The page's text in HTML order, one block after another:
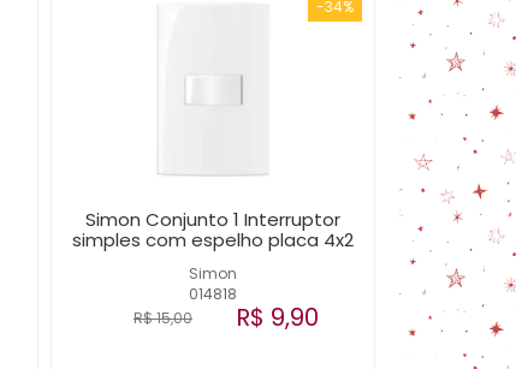
-34%
Simon
014818
Simon Conjunto 1 Interruptor
simples com espelho placa 4x2
R$ 15,00 R$ 9,90